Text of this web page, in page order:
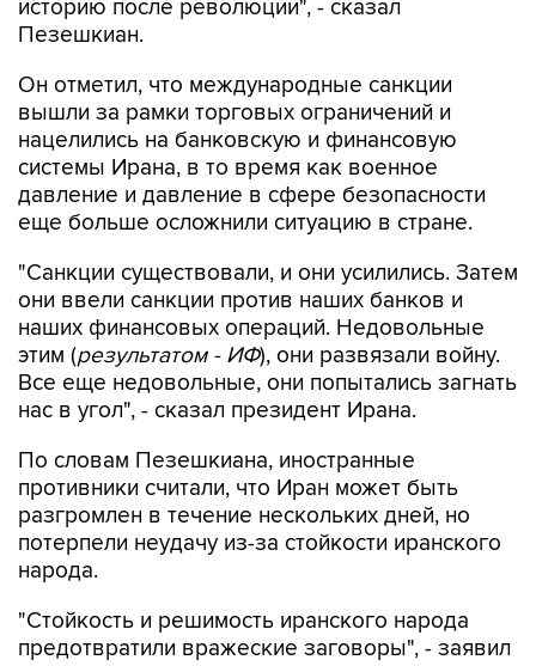
Он отметил, что международные санкции
нацелились на банковскую и финансовую
системы Ирана, в то время как военное
давление и давление в сфере безопасности
еще больше осложнили ситуацию в стране.
"Санкции существовали, и они усилились. Затем
наших финансовых операций. Недовольные
этим (результатом - ИФ), они развязали войну.
Все еще недовольные, они попытались загнать
нас в угол", - сказал президент Ирана.
По словам Пезешкиана, иностранные
разгромлен в течение нескольких дней, но
потерпели неудачу из-за стойкости иранского
народа.
"Стойкость и решимость иранского народа
он.